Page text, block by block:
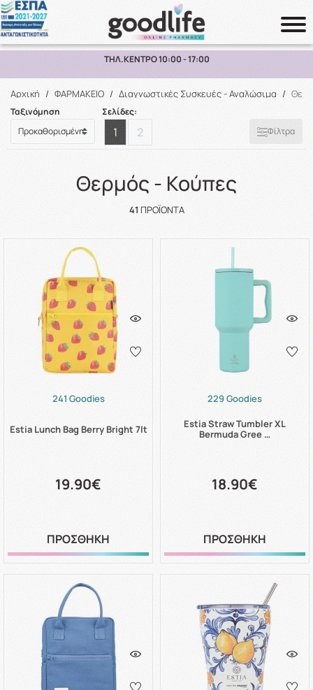
Αναζήτηση
ΔΩΡΕΑΝ ΜΕΤΑΦΟΡΙΚΑ ΑΝΩ ΤΩΝ 70€ ΕΩΣ 2KG ΣΕ ΕΛΛΑΔΑ
Αρχική / ΦΑΡΜΑΚΕΙΟ / Διαγνωστικές Συσκευές - Αναλώσιμα /
Ταξινόμηση Σελίδες:
1 2 Φίλτρα
Θερμός - Κούπες
41 ΠΡΟΪΌΝΤΑ
241 Goodies
Estia Lunch Bag Berry Bright 7lt
19.90€
ΠΡΟΣΘΗΚΗ
229 Goodies
Estia Straw Tumbler XL
Bermuda Gree …
18.90€
ΠΡΟΣΘΗΚΗ